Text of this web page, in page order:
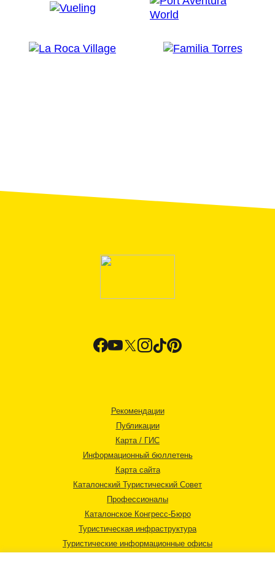
Рекомендации
Публикации
Карта / ГИС
Информационный бюллетень
Карта сайта
Каталонский Туристический Совет
Профессионалы
Каталонское Конгресс-Бюро
Туристическая инфраструктура
Туристические информационные офисы